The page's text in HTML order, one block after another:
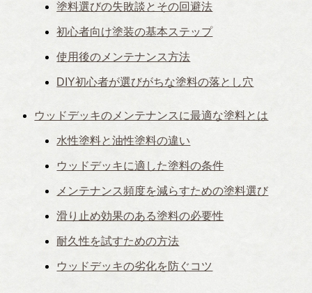
塗料選びの失敗談とその回避法
初心者向け塗装の基本ステップ
使用後のメンテナンス方法
DIY初心者が選びがちな塗料の落とし穴
ウッドデッキのメンテナンスに最適な塗料とは
水性塗料と油性塗料の違い
ウッドデッキに適した塗料の条件
メンテナンス頻度を減らすための塗料選び
滑り止め効果のある塗料の必要性
耐久性を試すための方法
ウッドデッキの劣化を防ぐコツ